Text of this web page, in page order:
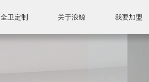
全卫定制 关于浪鲸 我要加盟